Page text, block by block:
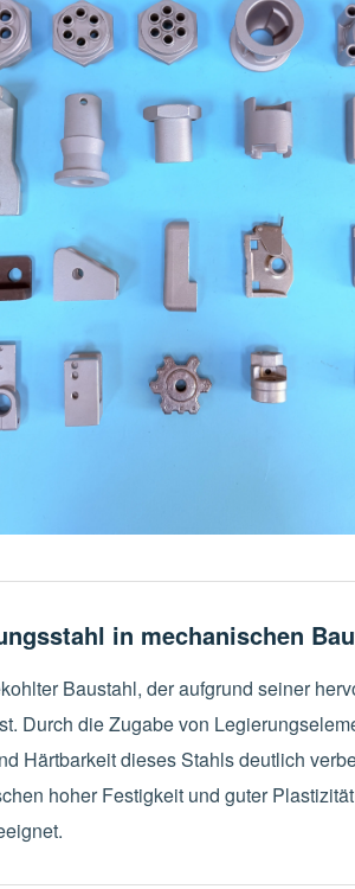
in mechanischen
Baustahl, der aufgrund seiner
Durch die Zugabe von
Härtbarkeit dieses Stahls deutlich
hoher Festigkeit und guter